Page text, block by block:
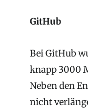
GitHub
Bei GitHub
knapp 3000
Neben den
nicht